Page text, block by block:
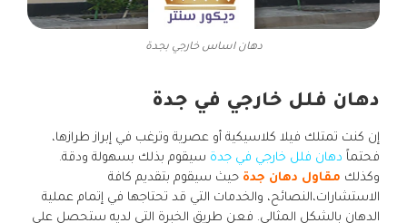
دهان اساس خارجي بجدة
دهان فلل خارجي في جدة
إن كنت تمتلك فيلا كلاسيكية أو عصرية وترغب في إبراز طرازها،
فحتماً دهان فلل خارجي في جدة سيقوم بذلك بسهولة ودقة.
وكذلك مقاول دهان جدة حيث سيقوم بتقديم كافة
الاستشارات،النصائح، والخدمات التي قد تحتاجها في إتمام عملية
الدهان بالشكل المثالي. فعن طريق الخبرة التي لديه ستحصل على